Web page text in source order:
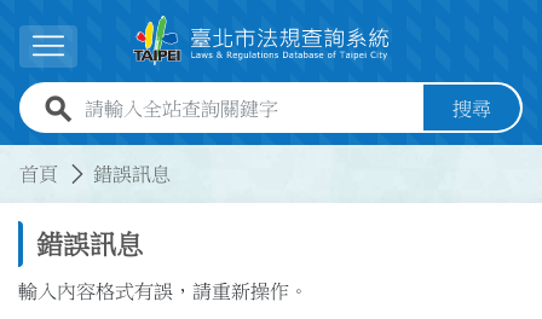
展開選單
全站查詢關鍵字欄位 搜尋
首頁 錯誤訊息
錯誤訊息
輸入內容格式有誤，請重新操作。